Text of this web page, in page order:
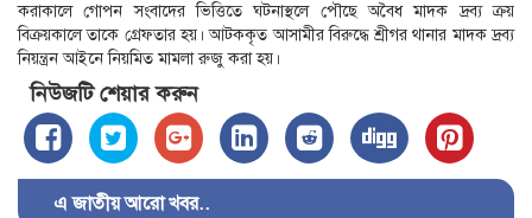
করাকালে গোপন সংবাদের ভিত্তিতে ঘটনাস্থলে পৌছে অবৈধ মাদক দ্রব্য ক্রয়
বিক্রয়কালে তাকে গ্রেফতার হয়। আটককৃত আসামীর বিরুদ্ধে শ্রীগর থানার মাদক দ্রব্য
নিয়ন্ত্রন আইনে নিয়মিত মামলা রুজু করা হয়।
নিউজটি শেয়ার করুন
এ জাতীয় আরো খবর..